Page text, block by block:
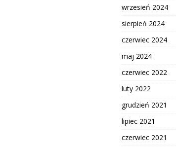
wrzesień 2024
sierpień 2024
czerwiec 2024
maj 2024
czerwiec 2022
luty 2022
grudzień 2021
lipiec 2021
czerwiec 2021